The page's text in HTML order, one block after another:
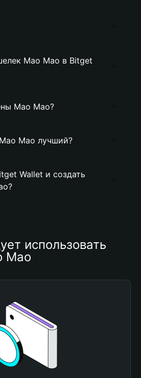
Mao Mao в Bitget
Mao Mao?
Mao лучший?
Wallet и создать
использовать
Mao